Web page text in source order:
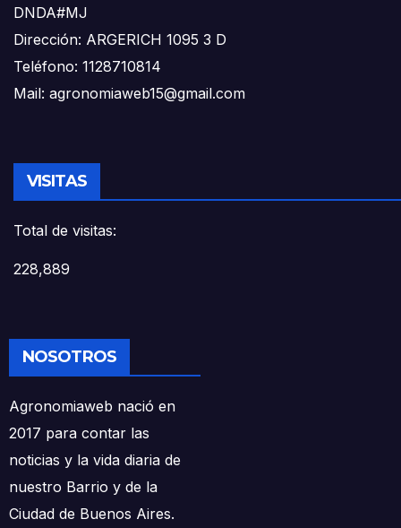
DNDA#MJ
Dirección: ARGERICH 1095 3 D
Teléfono: 1128710814
Mail: agronomiaweb15@gmail.com
VISITAS
Total de visitas:
228,889
NOSOTROS
Agronomiaweb nació en
2017 para contar las
noticias y la vida diaria de
nuestro Barrio y de la
Ciudad de Buenos Aires.